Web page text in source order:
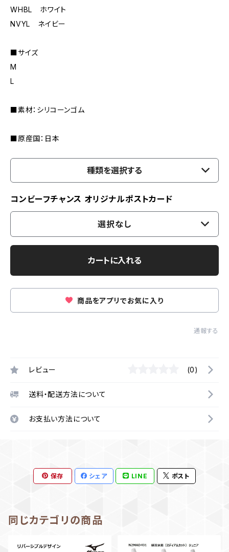
WHBL ホワイト
NVYL ネイビー
■サイズ
M
L
■素材：シリコーンゴム
■原産国：日本
種類を選択する
コンビーフチャンス オリジナルポストカード
選択なし
カートに入れる
商品をアプリでお気に入り
通報する
レビュー (0)
送料・配送方法について
お支払い方法について
保存 シェア LINE ポスト
同じカテゴリの商品